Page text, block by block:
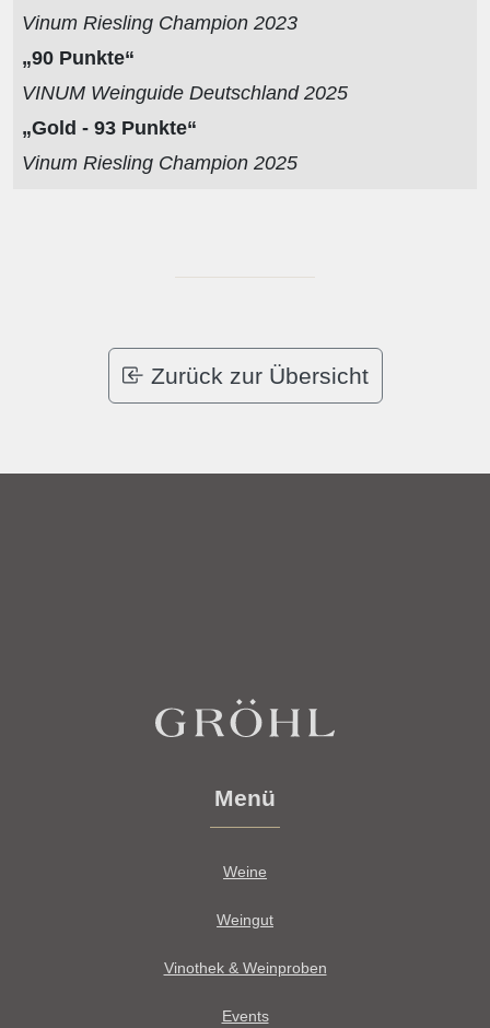
Vinum Riesling Champion 2023
„90 Punkte“
VINUM Weinguide Deutschland 2025
„Gold - 93 Punkte“
Vinum Riesling Champion 2025
Zurück zur Übersicht
Menü
Weine
Weingut
Vinothek & Weinproben
Events